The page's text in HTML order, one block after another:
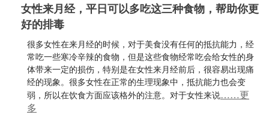
女性来月经，平日可以多吃这三种食物，帮助你更
好的排毒
很多女性在来月经的时候，对于美食没有任何的抵抗能力，经
常吃一些寒冷辛辣的食物，但是这些食物经常吃会给女性的身
体带来一定的损伤，特别是在女性来月经前后，很容易出现痛
经的现象。很多女性在正常的生理现象中，抵抗能力也会变
弱，所以在饮食方面应该格外的注意。对于女性来说……更
多